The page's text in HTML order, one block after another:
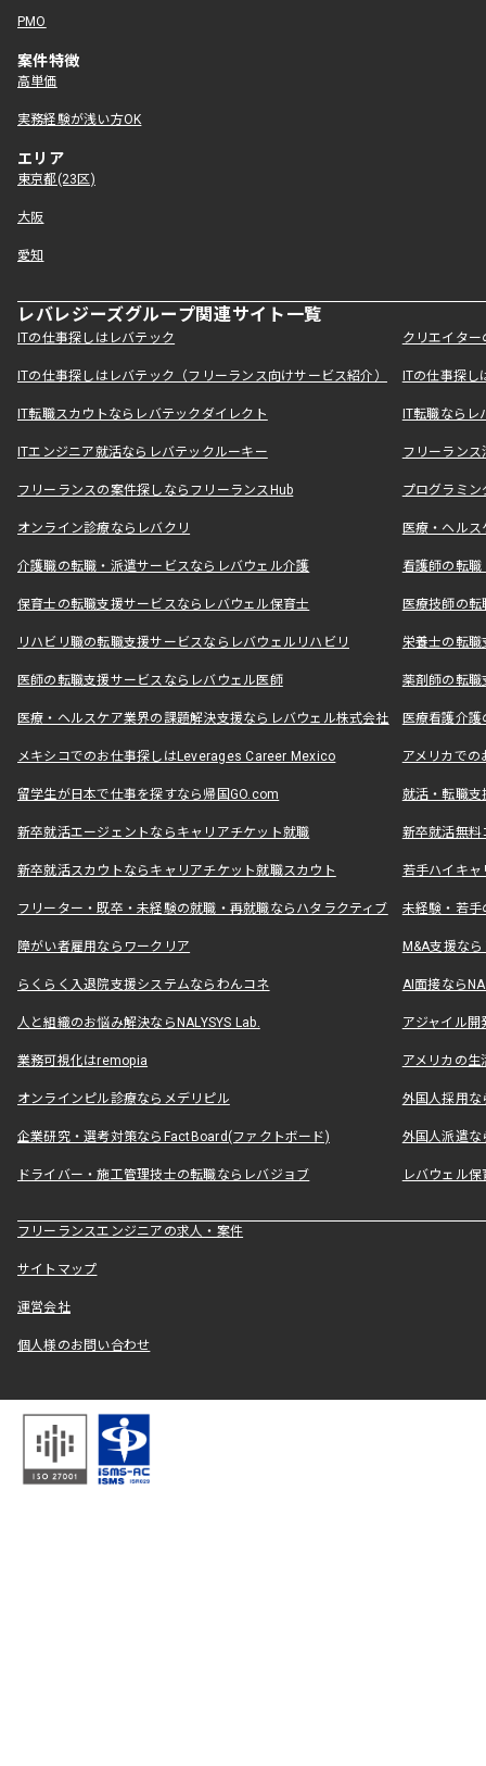
PMO
案件特徴
高単価
実務経験が浅い方OK
エリア
東京都(23区)
大阪
愛知
レバレジーズグループ関連サイト一覧
ITの仕事探しはレバテック クリエイタ
ITの仕事探しはレバテック（フリーランス向けサービス紹介） ITの仕事探
IT転職スカウトならレバテックダイレクト IT転職なら
ITエンジニア就活ならレバテックルーキー フリーラン
フリーランスの案件探しならフリーランスHub プログラミ
オンライン診療ならレバクリ 医療・ヘル
介護職の転職・派遣サービスならレバウェル介護 看護師の転
保育士の転職支援サービスならレバウェル保育士 医療技師の
リハビリ職の転職支援サービスならレバウェルリハビリ 栄養士の転
医師の転職支援サービスならレバウェル医師 薬剤師の転
医療・ヘルスケア業界の課題解決支援ならレバウェル株式会社 医療看護介
メキシコでのお仕事探しはLeverages Career Mexico アメリカで
留学生が日本で仕事を探すなら帰国GO.com 就活・転職
新卒就活エージェントならキャリアチケット就職 新卒就活無料
新卒就活スカウトならキャリアチケット就職スカウト 若手ハイキ
フリーター・既卒・未経験の就職・再就職ならハタラクティブ 未経験・若手
障がい者雇用ならワークリア M&A支援な
らくらく入退院支援システムならわんコネ AI面接なら
人と組織のお悩み解決ならNALYSYS Lab. アジャイル
業務可視化はremopia アメリカの
オンラインピル診療ならメデリピル 外国人採用
企業研究・選考対策ならFactBoard(ファクトボード) 外国人派遣な
ドライバー・施工管理技士の転職ならレバジョブ レバウェル
フリーランスエンジニアの求人・案件
サイトマップ
運営会社
個人様のお問い合わせ